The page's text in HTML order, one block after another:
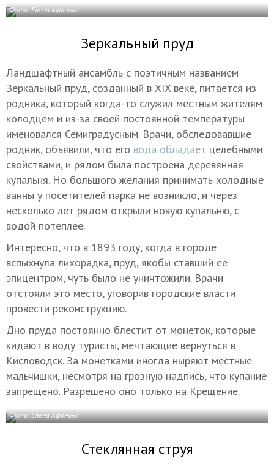
Фото: Елена Афонина
Зеркальный пруд
Ландшафтный ансамбль с поэтичным названием
Зеркальный пруд, созданный в XIX веке, питается из
родника, который когда-то служил местным жителям
колодцем и из-за своей постоянной температуры
именовался Семиградусным. Врачи, обследовавшие
родник, объявили, что его вода обладает целебными
свойствами, и рядом была построена деревянная
купальня. Но большого желания принимать холодные
ванны у посетителей парка не возникло, и через
несколько лет рядом открыли новую купальню, с
водой потеплее.
Интересно, что в 1893 году, когда в городе
вспыхнула лихорадка, пруд, якобы ставший ее
эпицентром, чуть было не уничтожили. Врачи
отстояли это место, уговорив городские власти
провести реконструкцию.
Дно пруда постоянно блестит от монеток, которые
кидают в воду туристы, мечтающие вернуться в
Кисловодск. За монетками иногда ныряют местные
мальчишки, несмотря на грозную надпись, что купание
запрещено. Разрешено оно только на Крещение.
Фото: Елена Афонина
Стеклянная струя